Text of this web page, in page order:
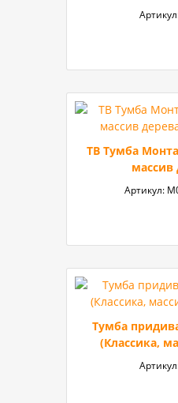
ТВ Тумба
массив
Артикул:
Тумба
(Классика,